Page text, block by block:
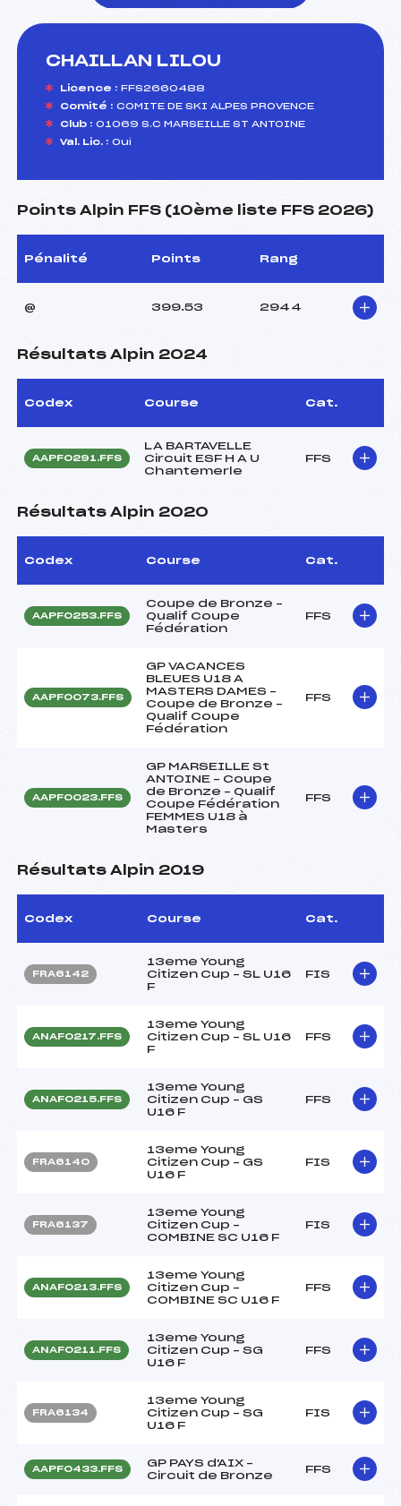
CHAILLAN LILOU
Licence : FFS2660488
Comité : COMITE DE SKI ALPES PROVENCE
Club : 01069 S.C MARSEILLE ST ANTOINE
Val. Lic. : Oui
Points Alpin FFS (10ème liste FFS 2026)
Pénalité Points Rang
@ 399.53 2944
Résultats Alpin 2024
Codex Course Cat.
AAPF0291.FFS
LA BARTAVELLE
Circuit ESF H A U
Chantemerle
FFS
Résultats Alpin 2020
Codex Course Cat.
AAPF0253.FFS
Coupe de Bronze –
Qualif Coupe
Fédération
FFS
AAPF0073.FFS
GP VACANCES
BLEUES U18 A
MASTERS DAMES –
Coupe de Bronze –
Qualif Coupe
Fédération
FFS
AAPF0023.FFS
GP MARSEILLE St
ANTOINE – Coupe
de Bronze – Qualif
Coupe Fédération
FEMMES U18 à
Masters
FFS
Résultats Alpin 2019
Codex Course Cat.
FRA6142
13eme Young
Citizen Cup – SL U16
F
FIS
ANAF0217.FFS
13eme Young
Citizen Cup – SL U16
F
FFS
ANAF0215.FFS
13eme Young
Citizen Cup – GS
U16 F
FFS
FRA6140
13eme Young
Citizen Cup – GS
U16 F
FIS
FRA6137
13eme Young
Citizen Cup –
COMBINE SC U16 F
FIS
ANAF0213.FFS
13eme Young
Citizen Cup –
COMBINE SC U16 F
FFS
ANAF0211.FFS
13eme Young
Citizen Cup – SG
U16 F
FFS
FRA6134
13eme Young
Citizen Cup – SG
U16 F
FIS
AAPF0433.FFS
GP PAYS d'AIX –
Circuit de Bronze
FFS